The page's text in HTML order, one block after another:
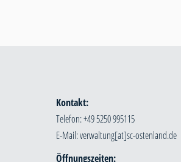
Kontakt:
Telefon: +49 5250 995115
E-Mail:
Öffnungszeiten: